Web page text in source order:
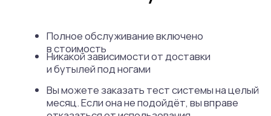
месяц. Если она не подойдёт, вы вправе
отказаться от использования